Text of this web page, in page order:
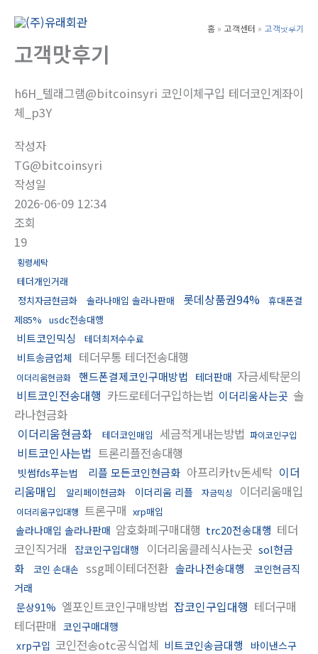
Main
홈 고객센터 고객맛후기
고객맛후기
h6H_텔래그램@bitcoinsyri 코인이체구입 테더코인계좌이
체_p3Y
작성자
TG@bitcoinsyri
작성일
2026-06-09 12:34
조회
19
횡령세탁
테더개인거래
정치자금현금화
솔라나매입 솔라나판매 롯데상품권94%
휴대폰결
제85% usdc전송대행
비트코인믹싱 테더최저수수료
비트송금업체 테더무통 테더전송대행
이더리움현금화 핸드폰결제코인구매방법 테더판매 자금세탁문의
비트코인전송대행 카드로테더구입하는법 이더리움사는곳 솔
라나현금화
이더리움현금화
테더코인매입 세금적게내는방법 파이코인구입
비트코인사는법 트론리플전송대행
빗썸fds푸는법 리플 모든코인현금화 아프리카tv돈세탁 이더
리움매입
알리페이현금화 이더리움 리플 자금믹싱 이더리움매입
이더리움구입대행 트론구매 xrp매입
솔라나매입 솔라나판매 암호화폐구매대행 trc20전송대행 테더
코인직거래 잡코인구입대행 이더리움클레식사는곳 sol현금
화
코인 손대손 ssg페이테더전환 솔라나전송대행
코인현금직
거래
문상91% 엘포인트코인구매방법 잡코인구입대행 테더구매
테더판매 코인구매대행
xrp구입 코인전송otc공식업체 비트코인송금대행
바이낸스구